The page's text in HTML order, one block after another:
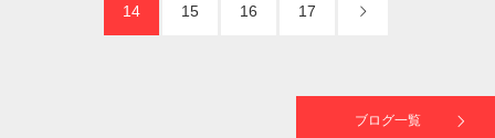
14 15 16 17
ブログ一覧